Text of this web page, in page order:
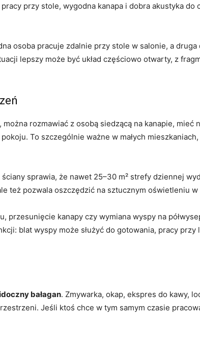
przy stole, wygodna kanapa i dobra akustyka do
osoba pracuje zdalnie przy stole w salonie, a
lepszy może być układ częściowo otwarty, z
można rozmawiać z osobą siedzącą na kanapie, mieć
To szczególnie ważne w małych
ściany sprawia, że nawet 25–30 m² strefy dziennej
też pozwala oszczędzić na sztucznym oświetleniu w
przesunięcie kanapy czy wymiana wyspy na
blat wyspy może służyć do gotowania, pracy
bałagan. Zmywarka, okap, ekspres do kawy,
Jeśli ktoś chce w tym samym czasie